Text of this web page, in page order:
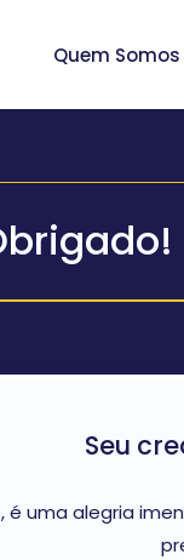
Quem Somos
Seu
uma alegria